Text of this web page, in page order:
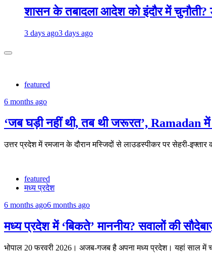
शासन के तबादला आदेश को इंदौर में चुनौती?
3 days ago3 days ago
featured
6 months ago
‘जब घड़ी नहीं थी, तब थी जरूरत’, Ramadan
उत्तर प्रदेश में रमजान के दौरान मस्जिदों से लाउडस्पीकर पर सेहरी-
featured
मध्य प्रदेश
6 months ago6 months ago
मध्य प्रदेश में ‘बिकते’ माननीय? सवालों की
भोपाल 20 फरवरी 2026। अजब-गजब है अपना मध्य प्रदेश। यहां साल में